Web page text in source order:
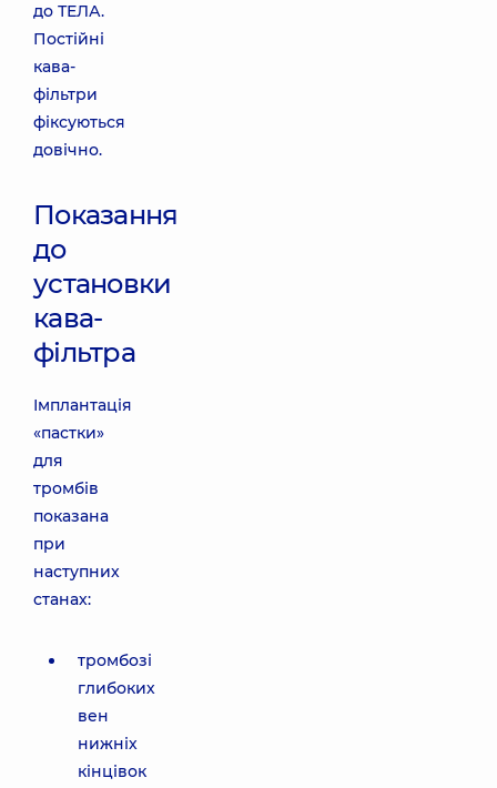
до ТЕЛА.
Постійні
кава-
фільтри
фіксуються
довічно.
Показання
до
установки
кава-
фільтра
Імплантація
«пастки»
для
тромбів
показана
при
наступних
станах:
тромбозі
глибоких
вен
нижніх
кінцівок